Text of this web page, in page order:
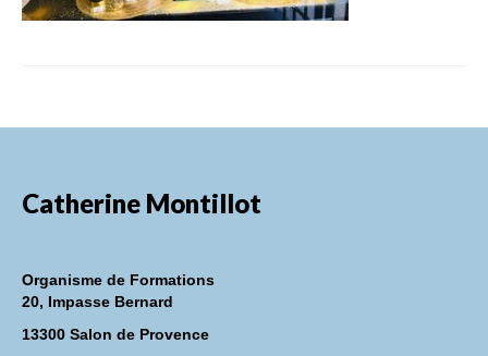
REALISATIONS
Catherine Montillot
Organisme de Formations
20, Impasse Bernard
13300 Salon de Provence